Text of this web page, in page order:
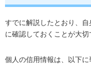
すでに解説したとおり、
に確認しておくことが大切
個人の信用情報は、以下